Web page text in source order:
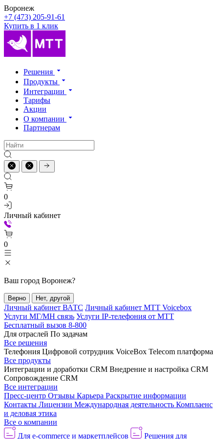
Воронеж
+7 (473) 205-91-61
Купить в 1 клик
Решения
Продукты
Интеграции
Тарифы
Акции
О компании
Партнерам
0
Личный кабинет
0
Ваш город Воронеж?
Верно Нет, другой
Личный кабинет ВАТС Личный кабинет МТТ Voicebox
Услуги МГ/МН связь Услуги IP-телефония от МТТ
Бесплатный вызов 8-800
Для отраслей По задачам
Все решения
Телефония Цифровой сотрудник VoiceBox Telecom платформа
Все продукты
Интеграции и доработки CRM Внедрение и настройка CRM
Сопровождение CRM
Все интеграции
Пресс-центр Отзывы Карьера Раскрытие информации
Контакты Лицензии Международная деятельность Комплаенс
и деловая этика
Все о компании
Для e-commerce и маркетплейсов
Решения для